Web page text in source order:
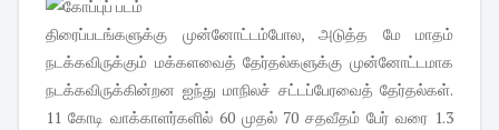
திரைப்படங்களுக்கு முன்னோட்டம்போல, அடுத்த மே மாதம்
நடக்கவிருக்கும் மக்களவைத் தேர்தல்களுக்கு முன்னோட்டமாக
நடக்கவிருக்கின்றன ஐந்து மாநிலச் சட்டப்பேரவைத் தேர்தல்கள்.
11 கோடி வாக்காளர்களில் 60 முதல் 70 சதவீதம் பேர் வரை 1.3